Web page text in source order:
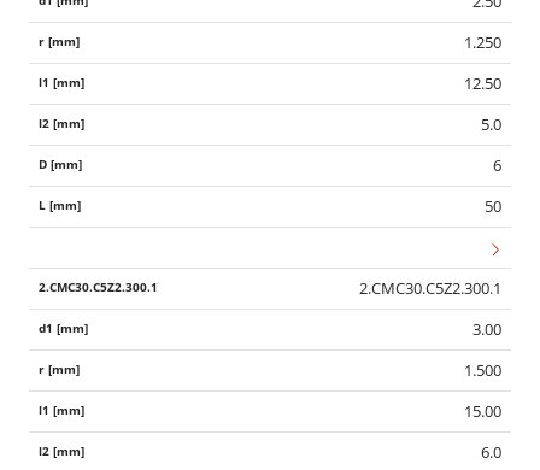
1.250
12.50
5.0
6
50
2.CMC30.C5Z2.300.1
3.00
1.500
15.00
6.0